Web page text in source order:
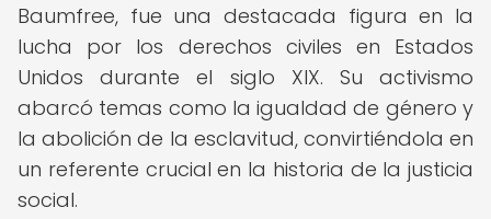
Baumfree, fue una destacada figura en la
lucha por los derechos civiles en Estados
Unidos durante el siglo XIX. Su activismo
abarcó temas como la igualdad de género y
la abolición de la esclavitud, convirtiéndola en
un referente crucial en la historia de la justicia
social.